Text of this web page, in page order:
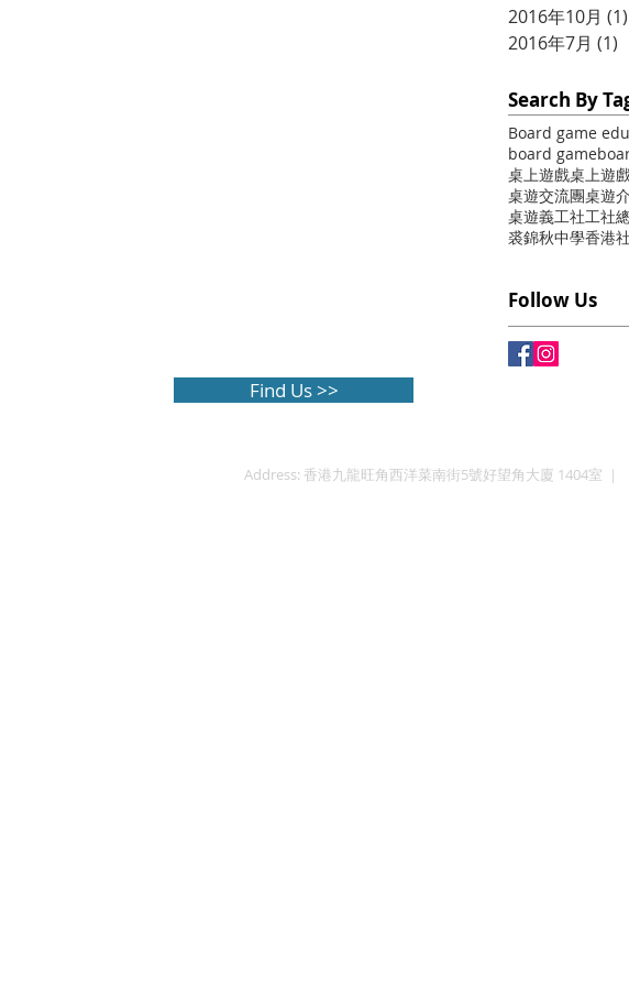
2016年10月 (1)
2016年7月 (1)
Search By
Board game
board game
桌上遊戲桌上遊
桌遊交流團桌遊
桌遊義工社工社總
裘錦秋中學香港
Follow Us
Find Us >>
Address: 香港九龍旺角西洋菜南街5號好望角大廈 1404室 ｜